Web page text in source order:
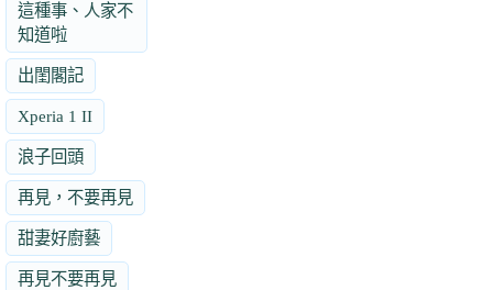
這種事、人家不
知道啦
出閨閣記
Xperia 1 II
浪子回頭
再見，不要再見
甜妻好廚藝
再見不要再見